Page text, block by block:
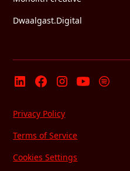
Dwaalgast.Digital
Privacy Policy
Terms of Service
Cookies Settings